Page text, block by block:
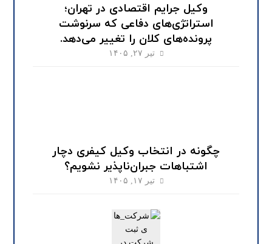
وکیل جرایم اقتصادی در تهران؛
استراتژی‌های دفاعی که سرنوشت
پرونده‌های کلان را تغییر می‌دهد.
تیر ۲۷, ۱۴۰۵
چگونه در انتخاب وکیل کیفری دچار
اشتباهات جبران‌ناپذیر نشویم؟
تیر ۱۷, ۱۴۰۵